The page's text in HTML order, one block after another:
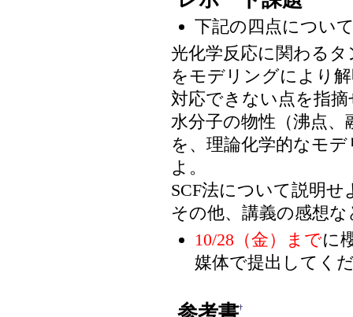
下記の四点につい
光化学反応に関わる
をモデリングにより
対応できない点を指
水分子の物性（沸点
を、理論化学的なモ
よ。
SCF法について説明せ
その他、講義の感想
10/28（金）までに
媒体で提出してく
参考書†